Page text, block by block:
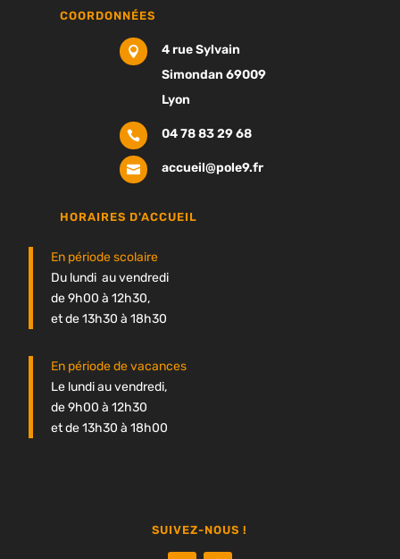
COORDONNÉES

4 rue Sylvain
Simondan 69009
Lyon
 04 78 83 29 68
 accueil@pole9.fr
HORAIRES D'ACCUEIL
En période scolaire
Du lundi au vendredi
de 9h00 à 12h30,
et de 13h30 à 18h30
En période de vacances
Le lundi au vendredi,
de 9h00 à 12h30
et de 13h30 à 18h00
SUIVEZ-NOUS !